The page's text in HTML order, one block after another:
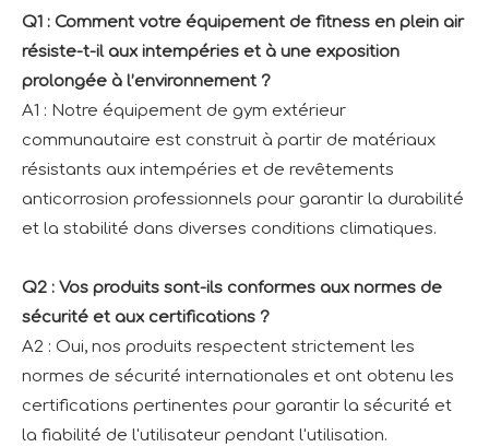
Q1 : Comment votre équipement de fitness en plein air
résiste-t-il aux intempéries et à une exposition
prolongée à l’environnement ?
A1 : Notre équipement de gym extérieur
communautaire est construit à partir de matériaux
résistants aux intempéries et de revêtements
anticorrosion professionnels pour garantir la durabilité
et la stabilité dans diverses conditions climatiques.
Q2 : Vos produits sont-ils conformes aux normes de
sécurité et aux certifications ?
A2 : Oui, nos produits respectent strictement les
normes de sécurité internationales et ont obtenu les
certifications pertinentes pour garantir la sécurité et
la fiabilité de l'utilisateur pendant l'utilisation.